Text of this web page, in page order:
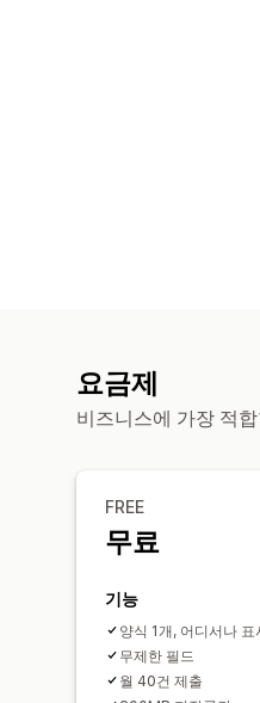
요금제
비즈니스에 가장 적
FREE
무료
기능
양식 1개, 어디서나 표
무제한 필드
월 40건 제출